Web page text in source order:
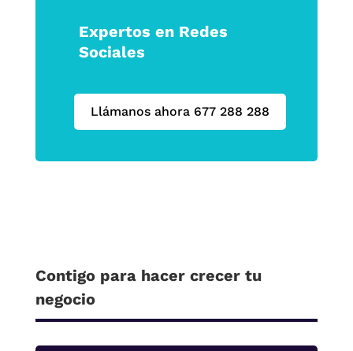
Expertos en Redes
Sociales
Llámanos ahora 677 288 288
Contigo para hacer crecer tu
negocio